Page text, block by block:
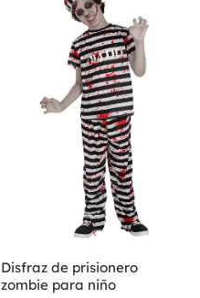
Disfraz de prisionero
zombie para niño